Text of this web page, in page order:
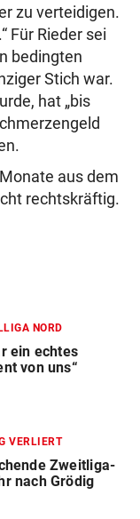
zu verteidigen.
Für Rieder sei
bedingten
Stich war.
hat „bis
aus dem
rechtskräftig.
NORD
ein echtes
von uns“
VERLIERT
Zweitliga-
nach Grödig